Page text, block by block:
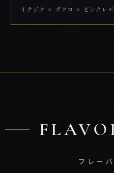
イチジク × ザクロ × ピンクレ
フレー